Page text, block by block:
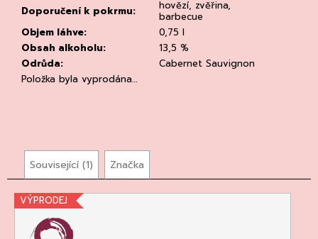
Doporučení k pokrmu:
hovězí, zvěřina,
barbecue
Objem láhve:
0,75 l
Obsah alkoholu:
13,5 %
Odrůda:
Cabernet Sauvignon
Položka byla vyprodána…
Související (1) Značka
VÝPRODEJ
CHLADÍCÍ
TAŠKA
NA
VÍNO
CLEAR